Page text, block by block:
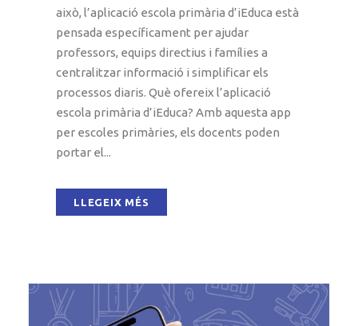
això, l’aplicació escola primària d’iEduca està
pensada específicament per ajudar
professors, equips directius i famílies a
centralitzar informació i simplificar els
processos diaris. Què ofereix l’aplicació
escola primària d’iEduca? Amb aquesta app
per escoles primàries, els docents poden
portar el...
LLEGEIX MÉS